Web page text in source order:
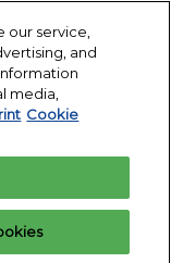
Ausstelleranfrage
our service,
and
media,
Cookie